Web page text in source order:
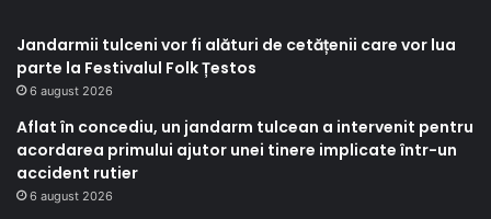
Jandarmii tulceni vor fi alături de cetățenii care vor lua
parte la Festivalul Folk Țestos
6 august 2026
Aflat în concediu, un jandarm tulcean a intervenit pentru
acordarea primului ajutor unei tinere implicate într-un
accident rutier
6 august 2026